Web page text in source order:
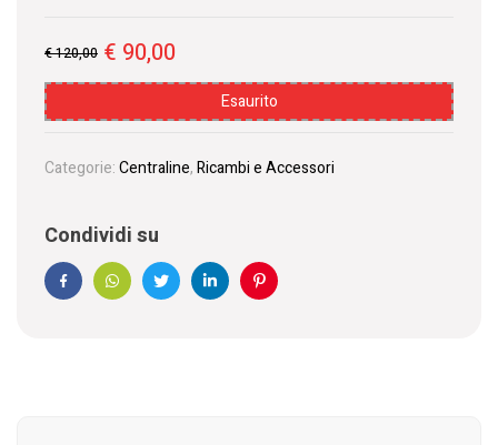
€120,00 € 90,00
Esaurito
Categorie:Centraline,Ricambi e Accessori
Condividi su
FacebookWhatsAppTwitterLinkedinPinterest